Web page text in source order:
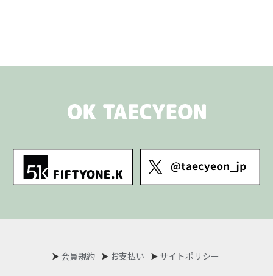
会員規約 お支払い サイトポリシー